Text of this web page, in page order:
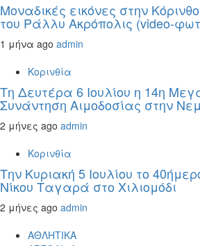
Μοναδικές εικόνες στην
του Ράλλυ Ακρόπολις (video-
1 μήνα ago admin
Κορινθία
Τη Δευτέρα 6 Ιουλίου η 14η
Συνάντηση Αιμοδοσίας στην
2 μήνες ago admin
Κορινθία
Την Κυριακή 5 Ιουλίου το
Νίκου Ταγαρά στο Χιλιομόδι
2 μήνες ago admin
ΑΘΛΗΤΙΚΑ